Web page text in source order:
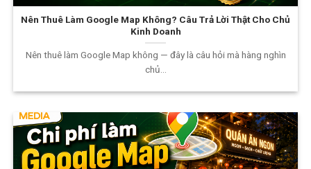
Nên Thuê Làm Google Map Không? Câu Trả Lời Thật Cho Chủ
Kinh Doanh
Nên thuê làm Google Map không — đây là câu hỏi mà hàng nghìn
chủ...